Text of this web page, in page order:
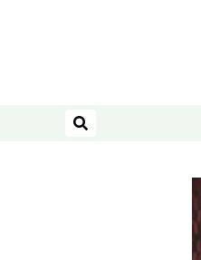
ئىزدەش